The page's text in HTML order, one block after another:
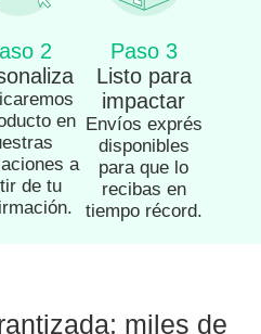
2
en
a
de tu
Paso 3
Listo para
impactar
Envíos exprés
disponibles
para que lo
recibas en
tiempo récord.
miles de